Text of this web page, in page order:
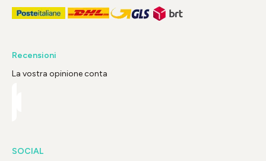
Recensioni
La vostra opinione conta
SOCIAL